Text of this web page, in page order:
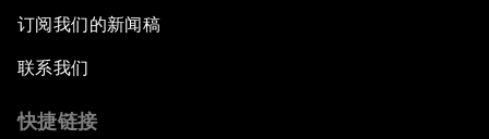
Dragon Science
Amplifying Human Potential
订阅我们的新闻稿
联系我们
快捷链接